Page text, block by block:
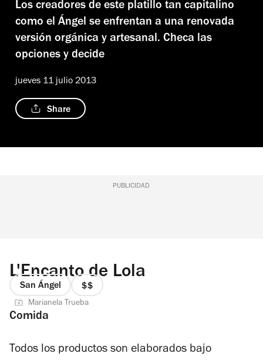
Los creadores de este platillo tan capitalino
como el Ángel se enfrentan a una renovada
versión orgánica y artesanal. Checa las
opciones y decide
jueves 11 julio 2013
Share
PUBLICIDAD
L'Encanto de Lola
San Ángel
precio
2
Marianela Trueba
Comida
Todos los productos son elaborados bajo